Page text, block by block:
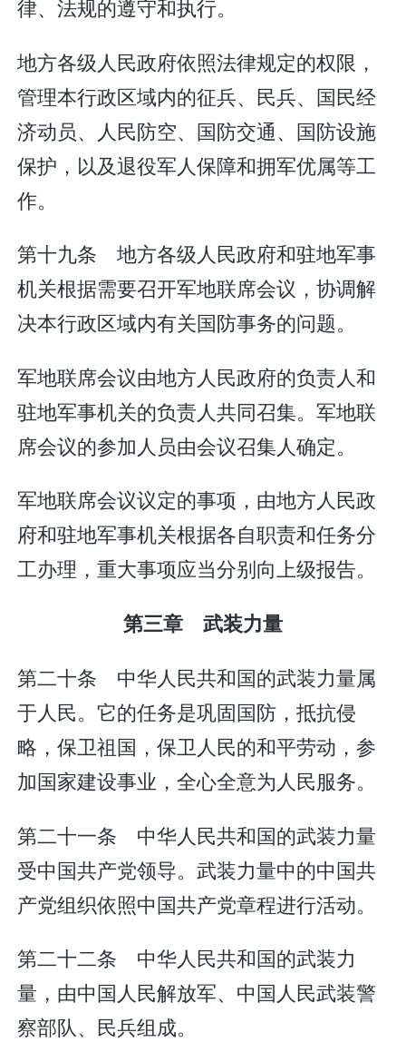
律、法规的遵守和执行。
地方各级人民政府依照法律规定的权限，
管理本行政区域内的征兵、民兵、国民经
济动员、人民防空、国防交通、国防设施
保护，以及退役军人保障和拥军优属等工
作。
第十九条 地方各级人民政府和驻地军事
机关根据需要召开军地联席会议，协调解
决本行政区域内有关国防事务的问题。
军地联席会议由地方人民政府的负责人和
驻地军事机关的负责人共同召集。军地联
席会议的参加人员由会议召集人确定。
军地联席会议议定的事项，由地方人民政
府和驻地军事机关根据各自职责和任务分
工办理，重大事项应当分别向上级报告。
第三章 武装力量
第二十条 中华人民共和国的武装力量属
于人民。它的任务是巩固国防，抵抗侵
略，保卫祖国，保卫人民的和平劳动，参
加国家建设事业，全心全意为人民服务。
第二十一条 中华人民共和国的武装力量
受中国共产党领导。武装力量中的中国共
产党组织依照中国共产党章程进行活动。
第二十二条 中华人民共和国的武装力
量，由中国人民解放军、中国人民武装警
察部队、民兵组成。